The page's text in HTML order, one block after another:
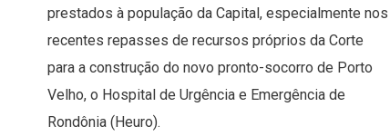
prestados à população da Capital, especialmente nos
recentes repasses de recursos próprios da Corte
para a construção do novo pronto-socorro de Porto
Velho, o Hospital de Urgência e Emergência de
Rondônia (Heuro).